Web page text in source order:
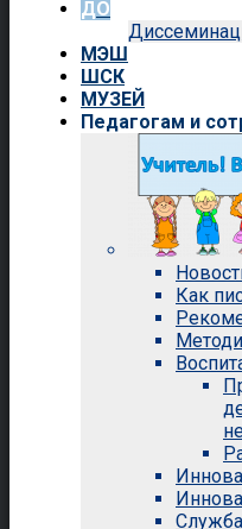
ДО
МЭШ
ШСК
МУЗЕЙ
Педагогам и
Как